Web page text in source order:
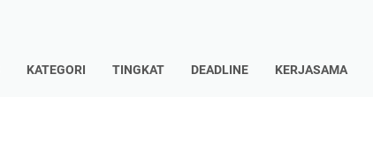
KATEGORI TINGKAT DEADLINE KERJASAMA